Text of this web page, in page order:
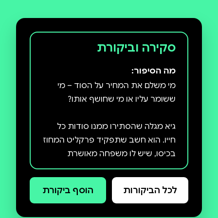
סקירה וביקורת
מה הסיפור:
מי משלם את המחיר על הסוד – מי
גיא מגלה שהסתירו ממנו סודות כל
חייו. הוא חשב שתפקיד פרקליט המחוז
בכיסו, שיש לו משפחה מאושרת
בדרכה – אבא רודף צדק, אמא מסורה
ואחות אהובה אך מעצבנת. עכשיו הוא
מבין שלא רק ששיקרו לו – אלא שכולם
לכל הביקורות הוסף ביקורת